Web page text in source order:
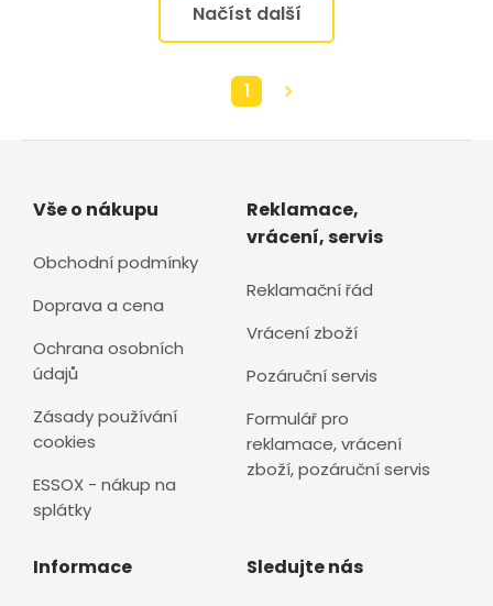
Načíst další
1
Vše o nákupu
Obchodní podmínky
Doprava a cena
Ochrana osobních
údajů
Zásady používání
cookies
ESSOX - nákup na
splátky
Reklamace,
vrácení, servis
Reklamační řád
Vrácení zboží
Pozáruční servis
Formulář pro
reklamace, vrácení
zboží, pozáruční servis
Informace Sledujte nás